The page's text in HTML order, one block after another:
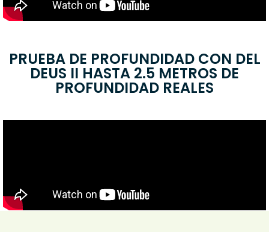
PRUEBA DE PROFUNDIDAD CON DEL
DEUS II HASTA 2.5 METROS DE
PROFUNDIDAD REALES